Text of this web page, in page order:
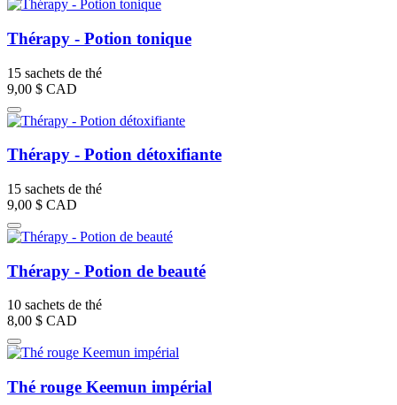
Thérapy - Potion tonique
15 sachets de thé
9,00 $ CAD
Thérapy - Potion détoxifiante
15 sachets de thé
9,00 $ CAD
Thérapy - Potion de beauté
10 sachets de thé
8,00 $ CAD
Thé rouge Keemun impérial